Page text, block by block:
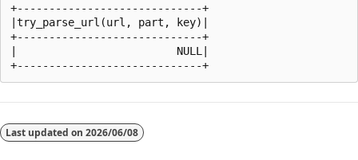
+-----------------------------+
|try_parse_url(url, part, key)|
+-----------------------------+
|                         NULL|
模Last updated on 2026/06/08